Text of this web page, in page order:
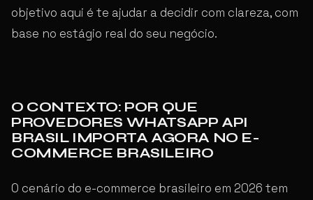
objetivo aqui é te ajudar a decidir com clareza, com
base no estágio real do seu negócio.
O CONTEXTO: POR QUE
PROVEDORES WHATSAPP API
BRASIL IMPORTA AGORA NO E-
COMMERCE BRASILEIRO
O cenário do e-commerce brasileiro em 2026 tem